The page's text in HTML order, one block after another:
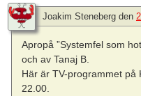
Joakim Steneberg den
Apropå ”Systemfel som
och av Tanaj B.
Här är TV-programmet på
22.00.